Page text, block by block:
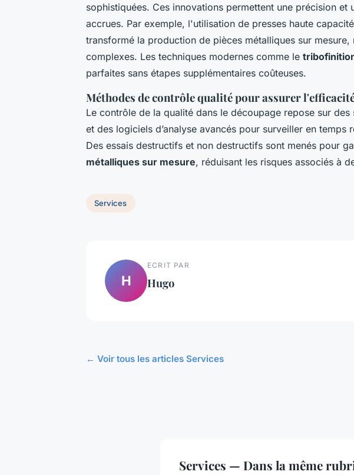
sophistiquées. Ces innovations permettent une précision et
accrues. Par exemple, l'utilisation de presses haute
transformé la production de pièces métalliques sur
complexes. Les techniques modernes comme le
parfaites sans étapes supplémentaires coûteuses.
Méthodes de contrôle qualité pour assurer
Le contrôle de la qualité dans le découpage repose sur
et des logiciels d’analyse avancés pour surveiller en temps
Des essais destructifs et non destructifs sont menés pour
métalliques sur mesure, réduisant les risques associés à
Services
H
ECRIT PAR
Hugo
← Voir tous les articles Services
Services — Dans la même